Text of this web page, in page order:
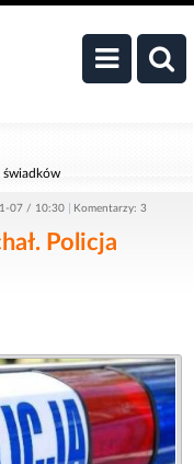
świadków
07 / 10:30 Komentarzy: 3
Policja